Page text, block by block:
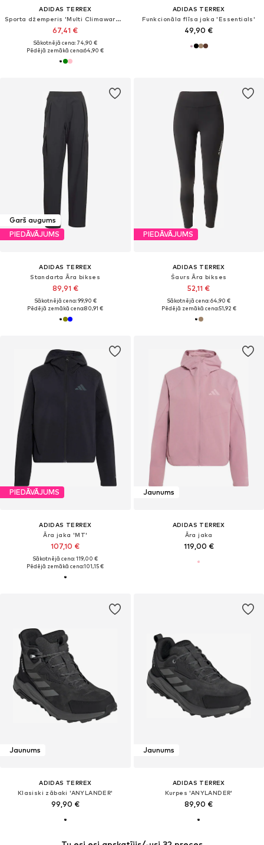
ADIDAS TERREX
Sporta džemperis 'Multi Climawarm Fleece'
67,41 €
Sākotnējā cena: 74,90 €
Pēdējā zemākā cena:64,90 €
ADIDAS TERREX
Funkcionāla flīsa jaka 'Essentials'
49,90 €
Garš augums
PIEDĀVĀJUMS
ADIDAS TERREX
Standarta Āra bikses
89,91 €
Sākotnējā cena: 99,90 €
Pēdējā zemākā cena:80,91 €
PIEDĀVĀJUMS
ADIDAS TERREX
Šaurs Āra bikses
52,11 €
Sākotnējā cena: 64,90 €
Pēdējā zemākā cena:51,92 €
PIEDĀVĀJUMS
ADIDAS TERREX
Āra jaka 'MT'
107,10 €
Sākotnējā cena: 119,00 €
Pēdējā zemākā cena:101,15 €
Jaunums
ADIDAS TERREX
Āra jaka
119,00 €
Jaunums
ADIDAS TERREX
Klasiski zābaki 'ANYLANDER'
99,90 €
Jaunums
ADIDAS TERREX
Kurpes 'ANYLANDER'
89,90 €